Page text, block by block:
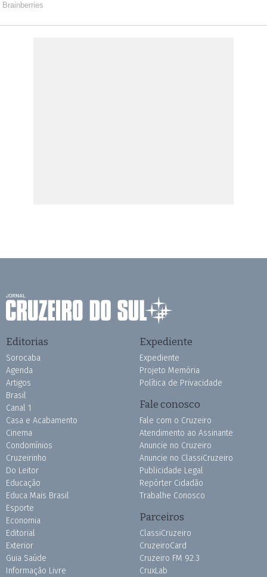
Editorias
Sorocaba
Agenda
Artigos
Brasil
Canal 1
Casa e Acabamento
Cinema
Condomínios
Cruzeirinho
Do Leitor
Educação
Educa Mais Brasil
Esporte
Economia
Editorial
Exterior
Guia Saúde
Informação Livre
Expediente
Expediente
Projeto Memória
Política de Privacidade
Fale conosco
Fale com o Cruzeiro
Atendimento ao Assinante
Anuncie no Cruzeiro
Anuncie no ClassiCruzeiro
Publicidade Legal
Repórter Cidadão
Trabalhe Conosco
Parceiros
ClassiCruzeiro
CruzeiroCard
Cruzeiro FM 92.3
CruxLab